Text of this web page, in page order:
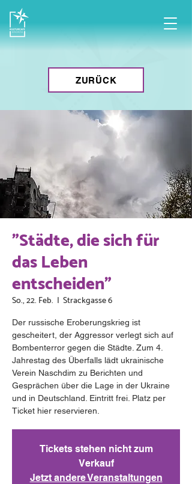
ZURÜCK
"Städte, die sich für
das Leben
entscheiden"
So., 22. Feb.
  |
Strackgasse 6
Der russische Eroberungskrieg ist
gescheitert, der Aggressor verlegt sich auf
Bombenterror gegen die Städte. Zum 4.
Jahrestag des Überfalls lädt ukrainische
Verein Naschdim zu Berichten und
Gesprächen über die Lage in der Ukraine
und in Deutschland. Eintritt frei. Platz per
Ticket hier reservieren.
Tickets stehen nicht zum
Verkauf
Jetzt andere Veranstaltungen